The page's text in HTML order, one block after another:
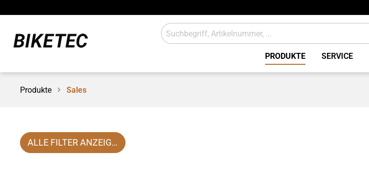
PRODUKTE SERVICE
E-Antrieb
Produkte Sales
ALLE FILTER ANZEIGEN